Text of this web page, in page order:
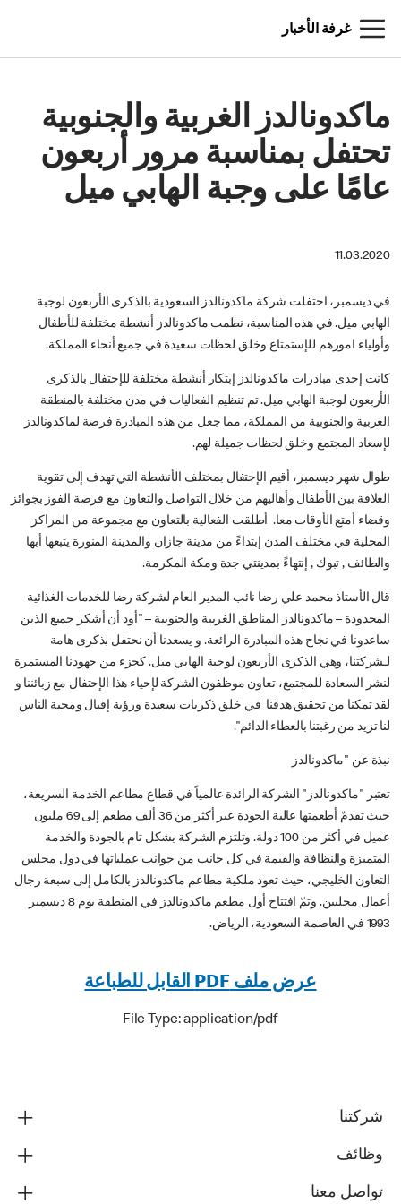
غرفة الأخبار
ماكدونالدز الغربية والجنوبية
تحتفل بمناسبة مرور أربعون
عامًا على وجبة الهابي ميل
11.03.2020
في ديسمبر، احتفلت شركة ماكدونالدز السعودية بالذكرى الأربعون لوجبة
الهابي ميل. في هذه المناسبة، نظمت ماكدونالدز أنشطة مختلفة للأطفال
وأولياء امورهم للإستمتاع وخلق لحظات سعيدة في جميع أنحاء المملكة.
كانت إحدى مبادرات ماكدونالدز إبتكار أنشطة مختلفة للإحتفال بالذكرى
الأربعون لوجبة الهابي ميل. تم تنظيم الفعاليات في مدن مختلفة بالمنطقة
الغربية والجنوبية من المملكة، مما جعل من هذه المبادرة فرصة لماكدونالدز
لإسعاد المجتمع وخلق لحظات جميلة لهم.
طوال شهر ديسمبر، أقيم الإحتفال بمختلف الأنشطة التي تهدف إلى تقوية
العلاقة بين الأطفال وأهاليهم من خلال التواصل والتعاون مع فرصة الفوز بجوائز
وقضاء أمتع الأوقات معا. أطلقت الفعالية بالتعاون مع مجموعة من المراكز
المحلية في مختلف المدن إبتداءً من مدينة جازان والمدينة المنورة يتبعها أبها
والطائف , تبوك , إنتهاءً بمدينتي جدة ومكة المكرمة.
قال الأستاذ محمد علي رضا نائب المدير العام لشركة رضا للخدمات الغذائية
المحدودة – ماكدونالدز المناطق الغربية والجنوبية – "أود أن أشكر جميع الذين
ساعدونا في نجاح هذه المبادرة الرائعة. و يسعدنا أن نحتفل بذكرى هامة
لـشركتنا، وهي الذكرى الأربعون لوجبة الهابي ميل. كجزء من جهودنا المستمرة
لنشر السعادة للمجتمع، تعاون موظفون الشركة لإحياء هذا الإحتفال مع زبائننا و
لقد تمكنا من تحقيق هدفنا في خلق ذكريات سعيدة ورؤية إقبال ومحبة الناس
لنا تزيد من رغبتنا بالعطاء الدائم".
نبذة عن "ماكدونالدز
تعتبر "ماكدونالدز" الشركة الرائدة عالمياً في قطاع مطاعم الخدمة السريعة،
حيث تقدمّ أطعمتها عالية الجودة عبر أكثر من 36 ألف مطعم إلى 69 مليون
عميل في أكثر من 100 دولة. وتلتزم الشركة بشكل تام بالجودة والخدمة
المتميزة والنظافة والقيمة في كل جانب من جوانب عملياتها في دول مجلس
التعاون الخليجي، حيث تعود ملكية مطاعم ماكدونالدز بالكامل إلى سبعة رجال
أعمال محليين. وتمّ افتتاح أول مطعم ماكدونالدز في المنطقة يوم 8 ديسمبر
1993 في العاصمة السعودية، الرياض.
عرض ملف PDF القابل للطباعة
File Type: application/pdf
شركتنا
وظائف
تواصل معنا